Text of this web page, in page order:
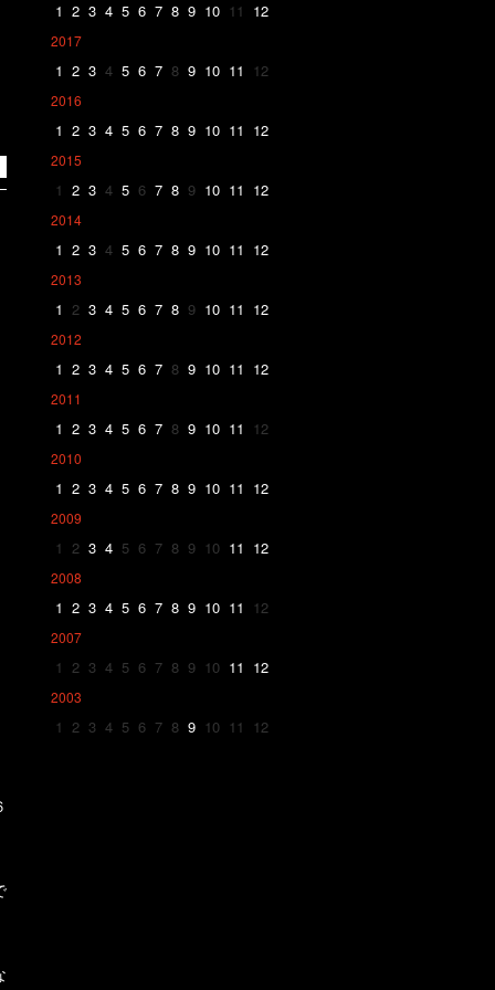
1 2 3 4 5 6 7 8 9 10 11 12
2017
1 2 3 4 5 6 7 8 9 10 11 12
2016
1 2 3 4 5 6 7 8 9 10 11 12
2015
1 2 3 4 5 6 7 8 9 10 11 12
2014
1 2 3 4 5 6 7 8 9 10 11 12
2013
1 2 3 4 5 6 7 8 9 10 11 12
2012
1 2 3 4 5 6 7 8 9 10 11 12
2011
1 2 3 4 5 6 7 8 9 10 11 12
2010
1 2 3 4 5 6 7 8 9 10 11 12
2009
1 2 3 4 5 6 7 8 9 10 11 12
2008
1 2 3 4 5 6 7 8 9 10 11 12
2007
1 2 3 4 5 6 7 8 9 10 11 12
2003
1 2 3 4 5 6 7 8 9 10 11 12